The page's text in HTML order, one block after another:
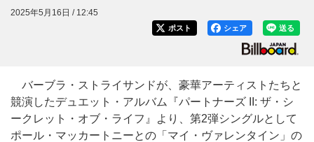
2025年5月16日 / 12:45
送る
シェア
ポスト
バーブラ・ストライサンドが、豪華アーティストたちと
競演したデュエット・アルバム『パートナーズ II: ザ・シ
ークレット・オブ・ライフ』より、第2弾シングルとして
ポール・マッカートニーとの「マイ・ヴァレンタイン」の